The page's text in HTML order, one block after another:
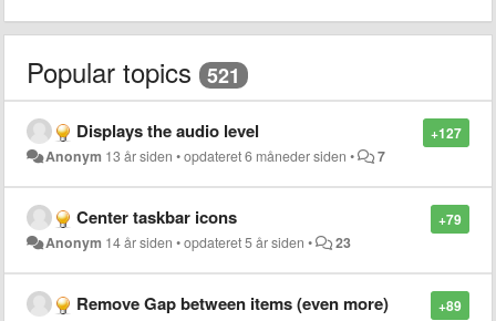
Popular topics 521
+127
Displays the audio level
Anonym 13 år siden •opdateret6 måneder siden • 7
+79
Center taskbar icons
Anonym 14 år siden •opdateret5 år siden • 23
+89
Remove Gap between items (even more)